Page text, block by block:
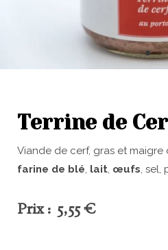
Terrine de
Viande de cerf, gras et
farine de blé, lait, œufs, sel,
Prix : 5,55 €